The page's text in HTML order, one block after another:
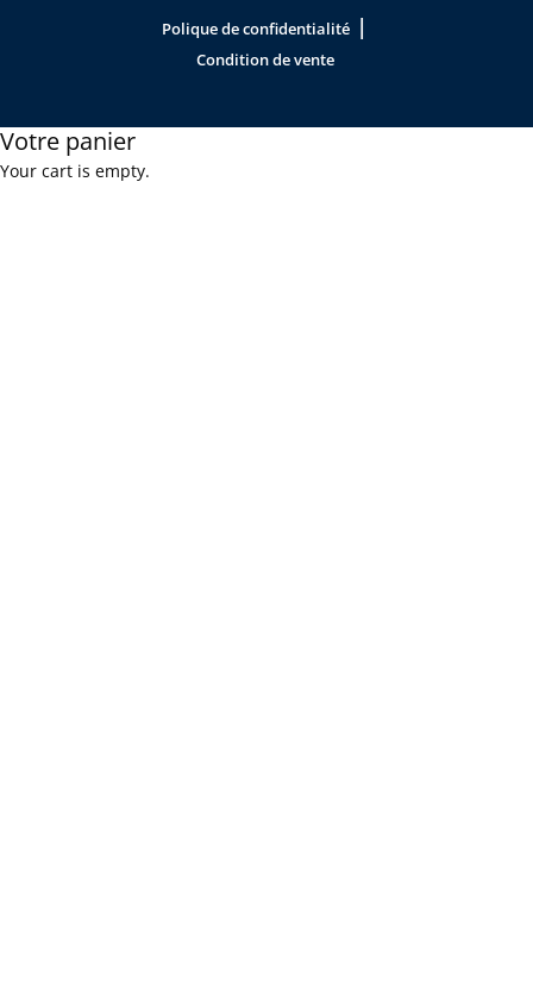
Polique de confidentialité |
Condition de vente
Votre panier
Your cart is empty.